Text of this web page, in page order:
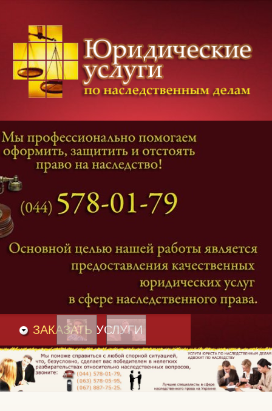
Категории дел
Наследование и Завещание
Оформление наследства
Оспаривание наследства
Адвокат наследственные дела
и Вакансии
ЗАКАЗАТЬ УСЛУГИ